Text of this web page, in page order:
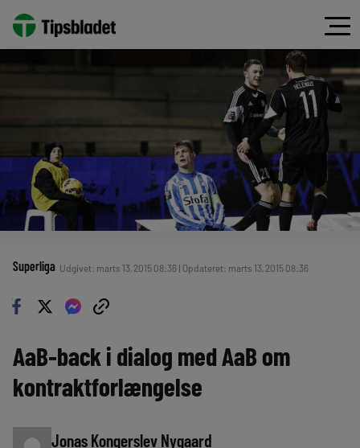
Superliga Udgivet: marts 13, 2015 08:36 | Opdateret: marts 13, 2015 08:36
AaB-back i dialog med AaB om
kontraktforlængelse
Jonas Kongerslev Nygaard